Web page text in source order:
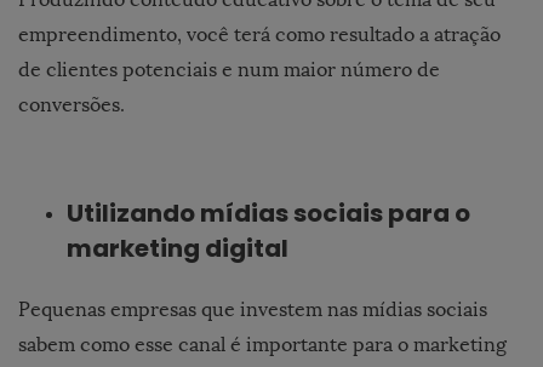
empreendimento, você terá como resultado a atração
de clientes potenciais e num maior número de
conversões.
Utilizando mídias sociais para o
marketing digital
Pequenas empresas que investem nas mídias sociais
sabem como esse canal é importante para o marketing